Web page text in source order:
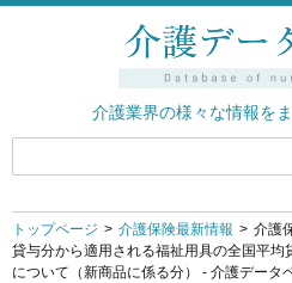
介護業界の様々な情報を
トップページ 介護保険最新情報
介護
貸与分から適用される福祉用具の全国平
について（新商品に係る分） - 介護データ